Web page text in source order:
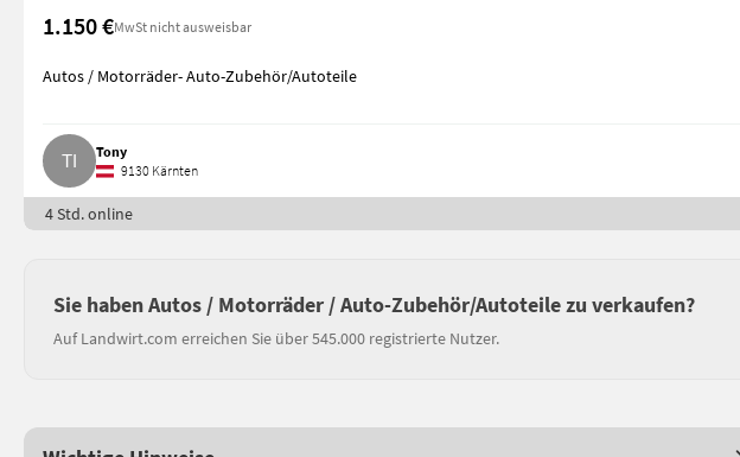
1.150 €MwSt nicht ausweisbar
Autos / Motorräder- Auto-Zubehör/Autoteile
Tony
9130 Kärnten
4 Std. online
Sie haben Autos / Motorräder / Auto-Zubehör/Autoteile zu verkaufen?
Auf Landwirt.com erreichen Sie über 545.000 registrierte Nutzer.